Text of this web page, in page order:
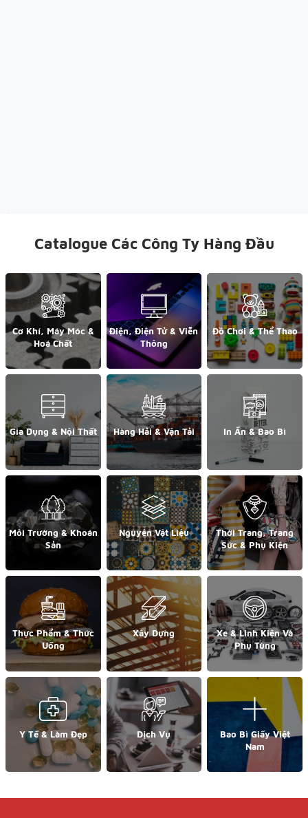
Catalogue Các Công Ty Hàng Đầu
Cơ Khí, Máy Móc &
Hoá Chất
Điện, Điện Tử & Viễn
Thông
Đồ Chơi & Thể Thao
Gia Dụng & Nội Thất Hàng Hải & Vận Tải In Ấn & Bao Bì
Môi Trường & Khoán
Sản
Nguyên Vật Liệu
Thời Trang, Trang
Sức & Phụ Kiện
Thực Phẩm & Thức
Uống
Xây Dựng
Xe & Linh Kiện Và
Phụ Tùng
Y Tế & Làm Đẹp Dịch Vụ
Bao Bì Giấy Việt
Nam